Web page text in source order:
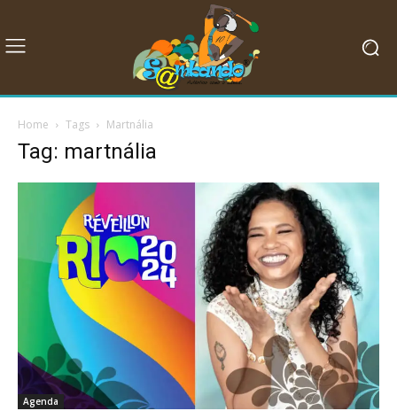
Home Tags Martnália
Tag: martnália
Agenda